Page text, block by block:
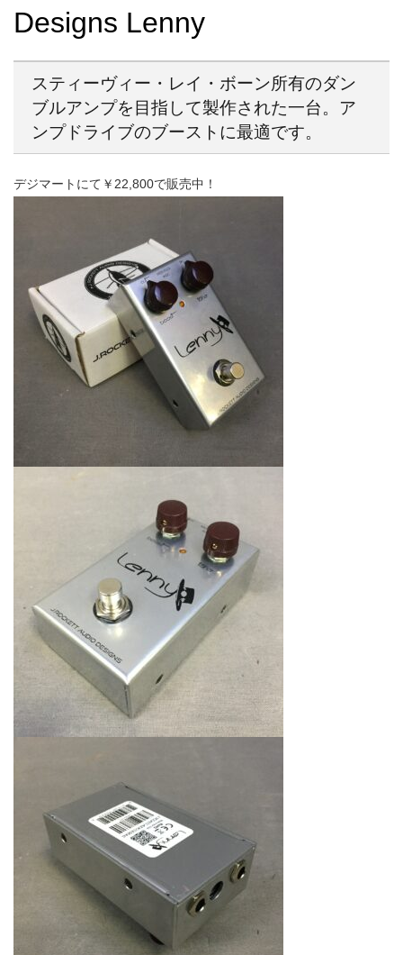
Designs Lenny
スティーヴィー・レイ・ボーン所有のダン
ブルアンプを目指して製作された一台。ア
ンプドライブのブーストに最適です。
デジマートにて￥22,800で販売中！